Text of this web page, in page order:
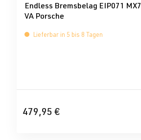
Endless Bremsbelag EIP071
VA Porsche
Lieferbar in 5 bis 8 Tagen
479,95 €